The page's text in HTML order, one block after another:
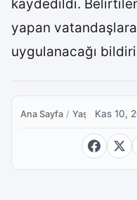
kaydedildi.
yapan
uygulanacağı
Ana Sayfa / YaşamKas 10,